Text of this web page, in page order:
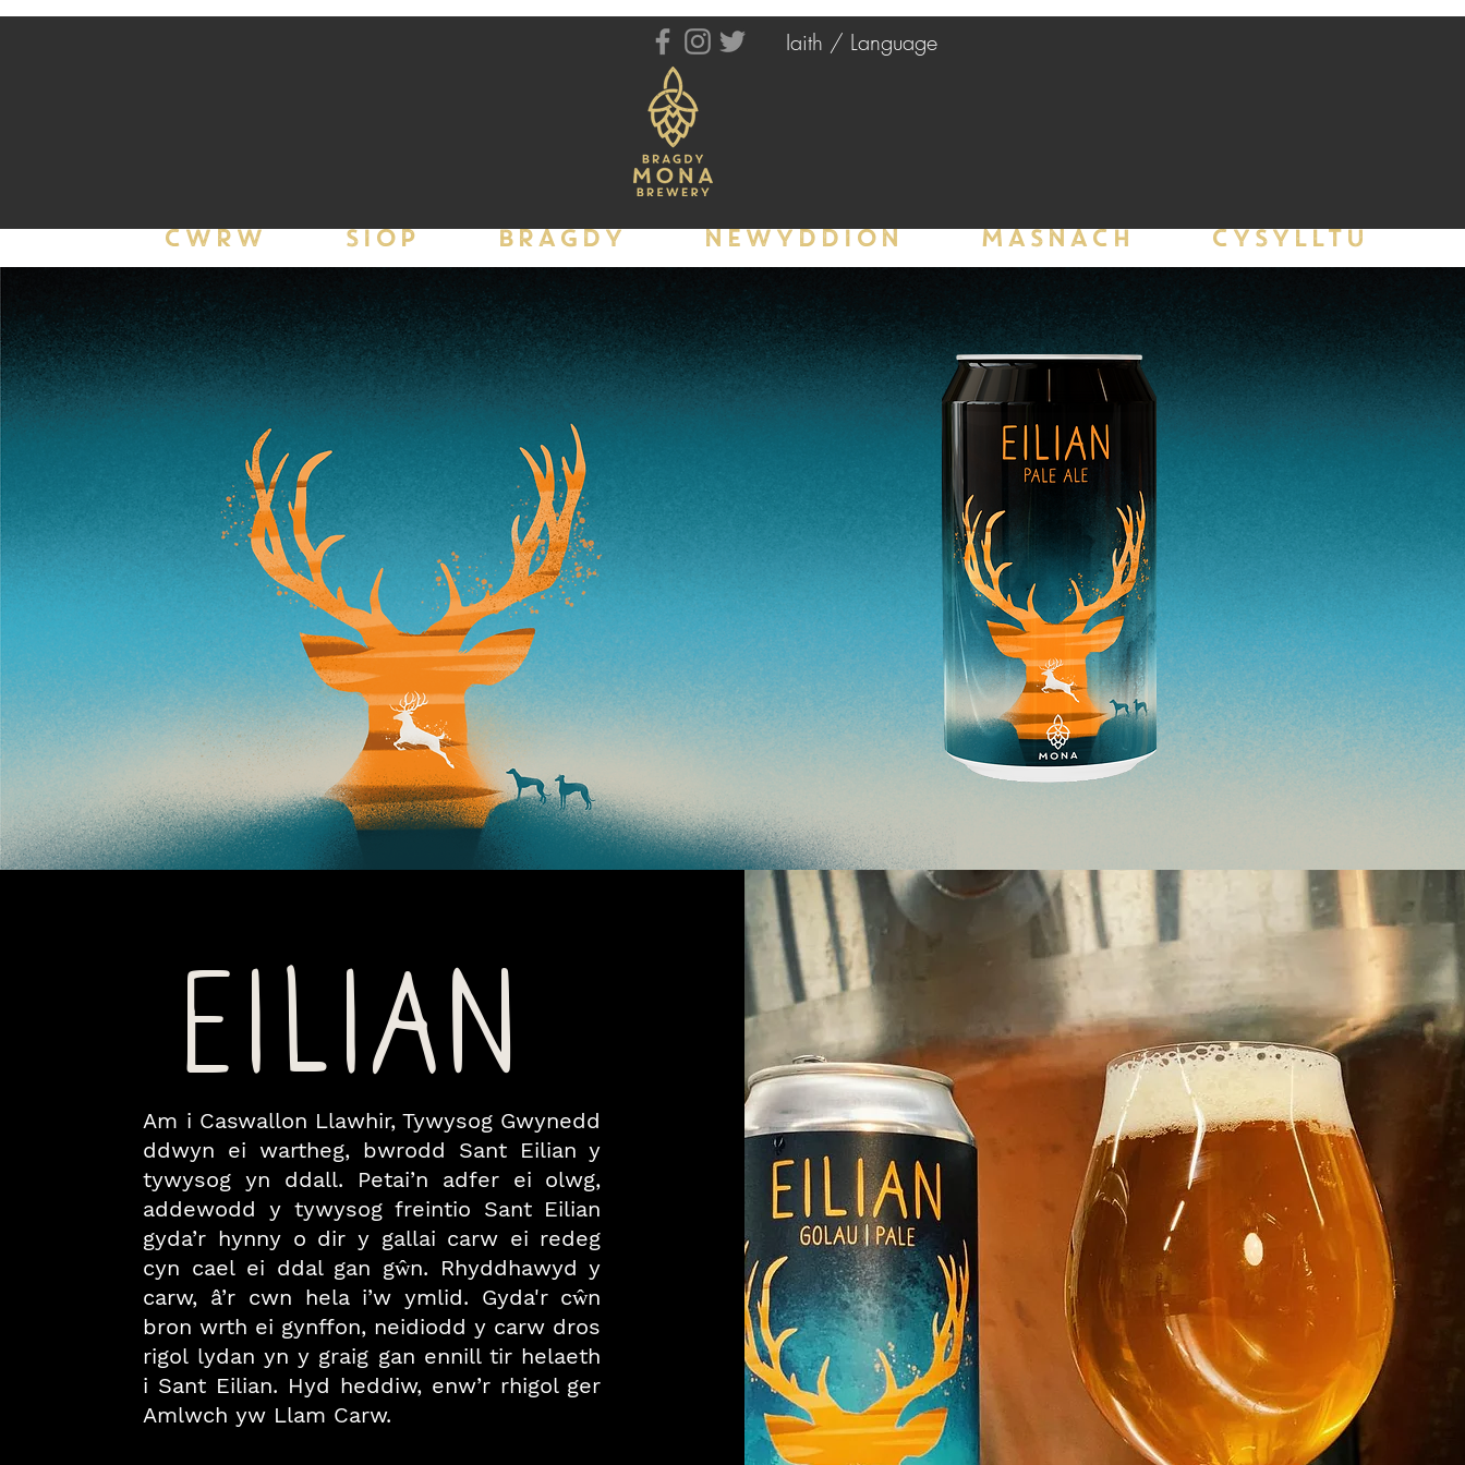
Iaith / Language
CWRW SIOP BRAGDY NEWYDDION MASNACH CYSYLLTU
EILIAN
Am i Caswallon Llawhir, Tywysog Gwynedd
ddwyn ei wartheg, bwrodd Sant Eilian y
tywysog yn ddall. Petai’n adfer ei olwg,
addewodd y tywysog freintio Sant Eilian
gyda’r hynny o dir y gallai carw ei redeg
cyn cael ei ddal gan gŵn. Rhyddhawyd y
carw, â’r cwn hela i’w ymlid. Gyda'r cŵn
bron wrth ei gynffon, neidiodd y carw dros
rigol lydan yn y graig gan ennill tir helaeth
i Sant Eilian. Hyd heddiw, enw’r rhigol ger
Amlwch yw Llam Carw.